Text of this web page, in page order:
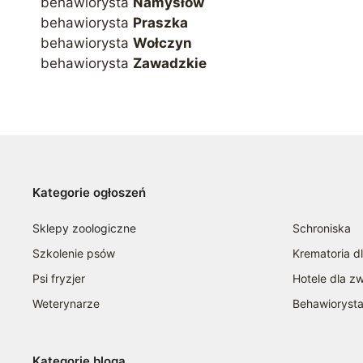
behawiorysta Praszka
behawiorysta Wołczyn
behawiorysta Zawadzkie
Kategorie ogłoszeń
Sklepy zoologiczne
Szkolenie psów
Psi fryzjer
Weterynarze
Schroniska
Krematoria
Hotele dla
Behawiorysta